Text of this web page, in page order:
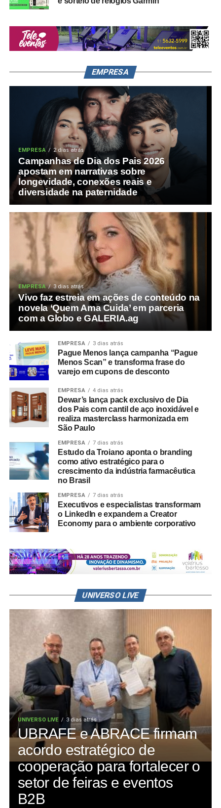
EMPRESA
EMPRESA 2 dias atrás
Campanhas de Dia dos Pais 2026
apostam em narrativas sobre
longevidade, conexões reais e
diversidade na paternidade
EMPRESA 3 dias atrás
Vivo faz estreia em ações de conteúdo na
novela ‘Quem Ama Cuida’ em parceria
com a Globo e GALERIA.ag
EMPRESA 3 dias atrás
Pague Menos lança campanha “Pague
Menos Scan” e transforma frase do
varejo em cupons de desconto
EMPRESA 4 dias atrás
Dewar’s lança pack exclusivo de Dia
dos Pais com cantil de aço inoxidável e
realiza masterclass harmonizada em
São Paulo
EMPRESA 7 dias atrás
Estudo da Troiano aponta o branding
como ativo estratégico para o
crescimento da indústria farmacêutica
no Brasil
EMPRESA 7 dias atrás
Executivos e especialistas transformam
o LinkedIn e expandem a Creator
Economy para o ambiente corporativo
UNIVERSO LIVE
UNIVERSO LIVE 3 dias atrás
UBRAFE e ABRACE firmam
acordo estratégico de
cooperação para fortalecer o
setor de feiras e eventos
B2B